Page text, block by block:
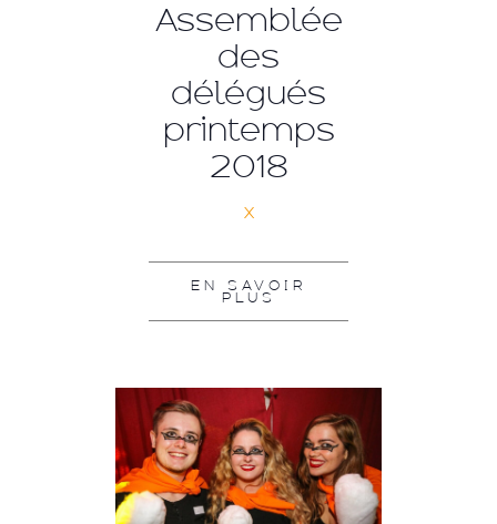
Assemblée
des
délégués
printemps
2018
x
EN SAVOIR
PLUS